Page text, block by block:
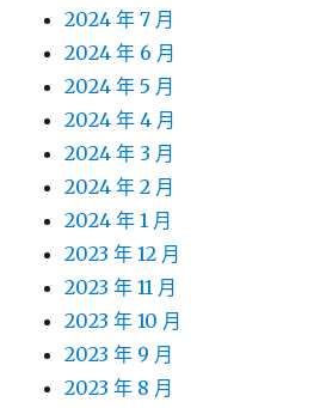
2024 年 7 月
2024 年 6 月
2024 年 5 月
2024 年 4 月
2024 年 3 月
2024 年 2 月
2024 年 1 月
2023 年 12 月
2023 年 11 月
2023 年 10 月
2023 年 9 月
2023 年 8 月